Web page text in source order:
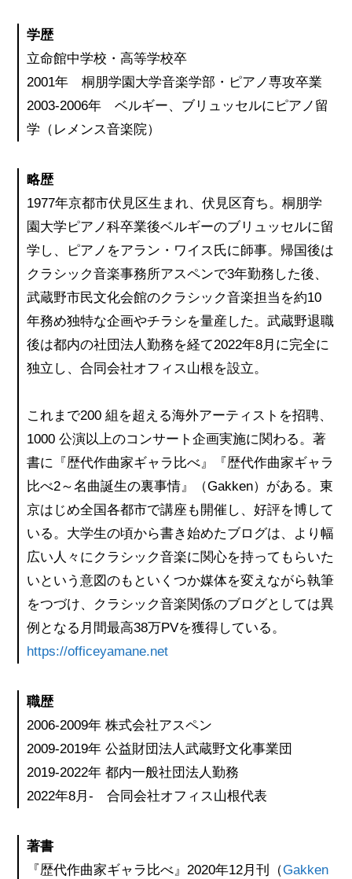
学歴
立命館中学校・高等学校卒
2001年 桐朋学園大学音楽学部・ピアノ専攻卒業
2003-2006年 ベルギー、ブリュッセルにピアノ留
学（レメンス音楽院）
略歴
1977年京都市伏見区生まれ、伏見区育ち。桐朋学
園大学ピアノ科卒業後ベルギーのブリュッセルに留
学し、ピアノをアラン・ワイス氏に師事。帰国後は
クラシック音楽事務所アスペンで3年勤務した後、
武蔵野市民文化会館のクラシック音楽担当を約10
年務め独特な企画やチラシを量産した。武蔵野退職
後は都内の社団法人勤務を経て2022年8月に完全に
独立し、合同会社オフィス山根を設立。
これまで200 組を超える海外アーティストを招聘、
1000 公演以上のコンサート企画実施に関わる。著
書に『歴代作曲家ギャラ比べ』『歴代作曲家ギャラ
比べ2～名曲誕生の裏事情』（Gakken）がある。東
京はじめ全国各都市で講座も開催し、好評を博して
いる。大学生の頃から書き始めたブログは、より幅
広い人々にクラシック音楽に関心を持ってもらいた
いという意図のもといくつか媒体を変えながら執筆
をつづけ、クラシック音楽関係のブログとしては異
例となる月間最高38万PVを獲得している。
https://officeyamane.net
職歴
2006-2009年 株式会社アスペン
2009-2019年 公益財団法人武蔵野文化事業団
2019-2022年 都内一般社団法人勤務
2022年8月- 合同会社オフィス山根代表
著書
『歴代作曲家ギャラ比べ』2020年12月刊（Gakken